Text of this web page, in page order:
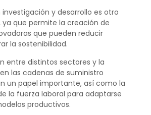
investigación y desarrollo es otro
que permite la creación de
que pueden reducir
la sostenibilidad.
entre distintos sectores y la
las cadenas de suministro
un papel importante, así como la
la fuerza laboral para adaptarse
productivos.